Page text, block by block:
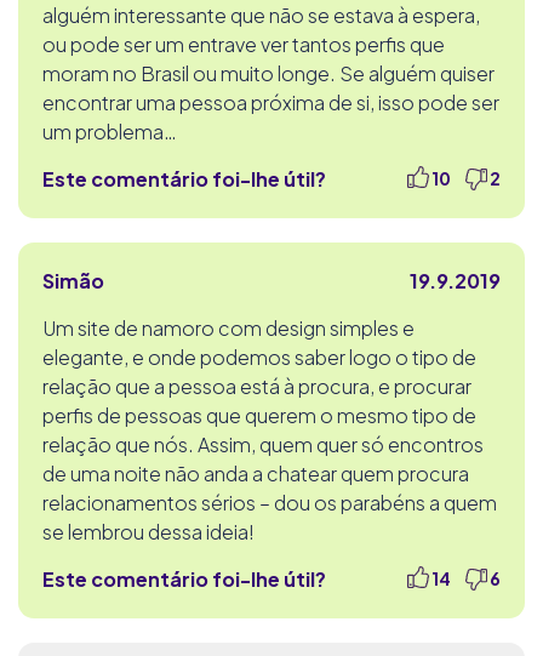
alguém interessante que não se estava à espera,
ou pode ser um entrave ver tantos perfis que
moram no Brasil ou muito longe. Se alguém quiser
encontrar uma pessoa próxima de si, isso pode ser
um problema…
Este comentário foi-lhe útil?
10 2
Simão
19.9.2019
Um site de namoro com design simples e
elegante, e onde podemos saber logo o tipo de
relação que a pessoa está à procura, e procurar
perfis de pessoas que querem o mesmo tipo de
relação que nós. Assim, quem quer só encontros
de uma noite não anda a chatear quem procura
relacionamentos sérios – dou os parabéns a quem
se lembrou dessa ideia!
Este comentário foi-lhe útil?
14 6